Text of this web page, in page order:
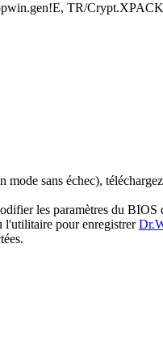
TR/
sans échec),
les paramètres du
l'utilitaire pour enregistrer